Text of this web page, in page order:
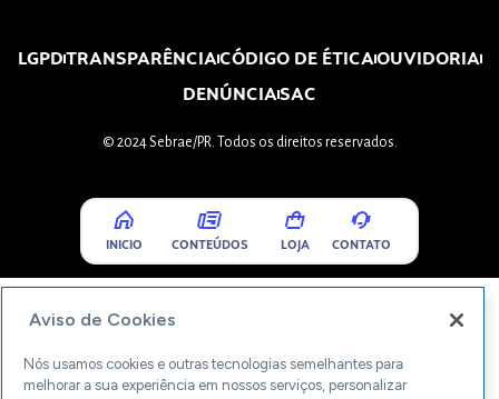
LGPDTRANSPARÊNCIACÓDIGO DE ÉTICAOUVIDORIA
DENÚNCIASAC
© 2024 Sebrae/PR. Todos os direitos reservados.
INICIO CONTEÚDOS LOJA CONTATO
Aviso de Cookies
Nós usamos cookies e outras tecnologias semelhantes para
melhorar a sua experiência em nossos serviços, personalizar